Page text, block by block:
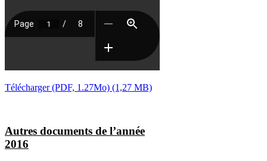
Télécharger (PDF, 1.27Mo)
Autres documents de l’année
2016